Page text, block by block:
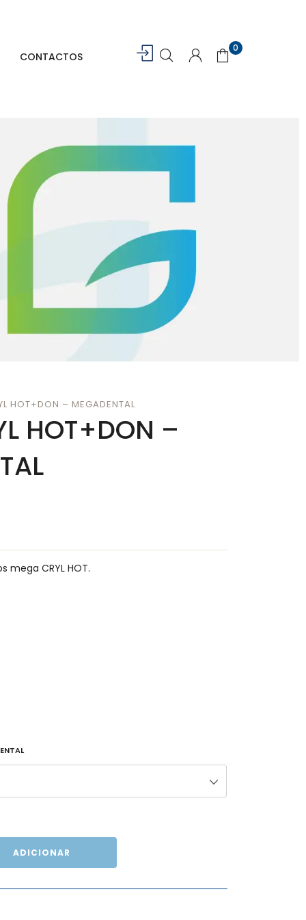
CONTACTOS
0
HOT+DON – MEGADENTAL
HOT+DON –
mega CRYL HOT.
ADICIONAR